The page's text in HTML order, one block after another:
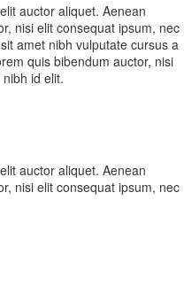
auctor aliquet. Aenean
nisi elit consequat ipsum, nec
amet nibh vulputate cursus a
quis bibendum auctor, nisi
id elit.
auctor aliquet. Aenean
nisi elit consequat ipsum, nec